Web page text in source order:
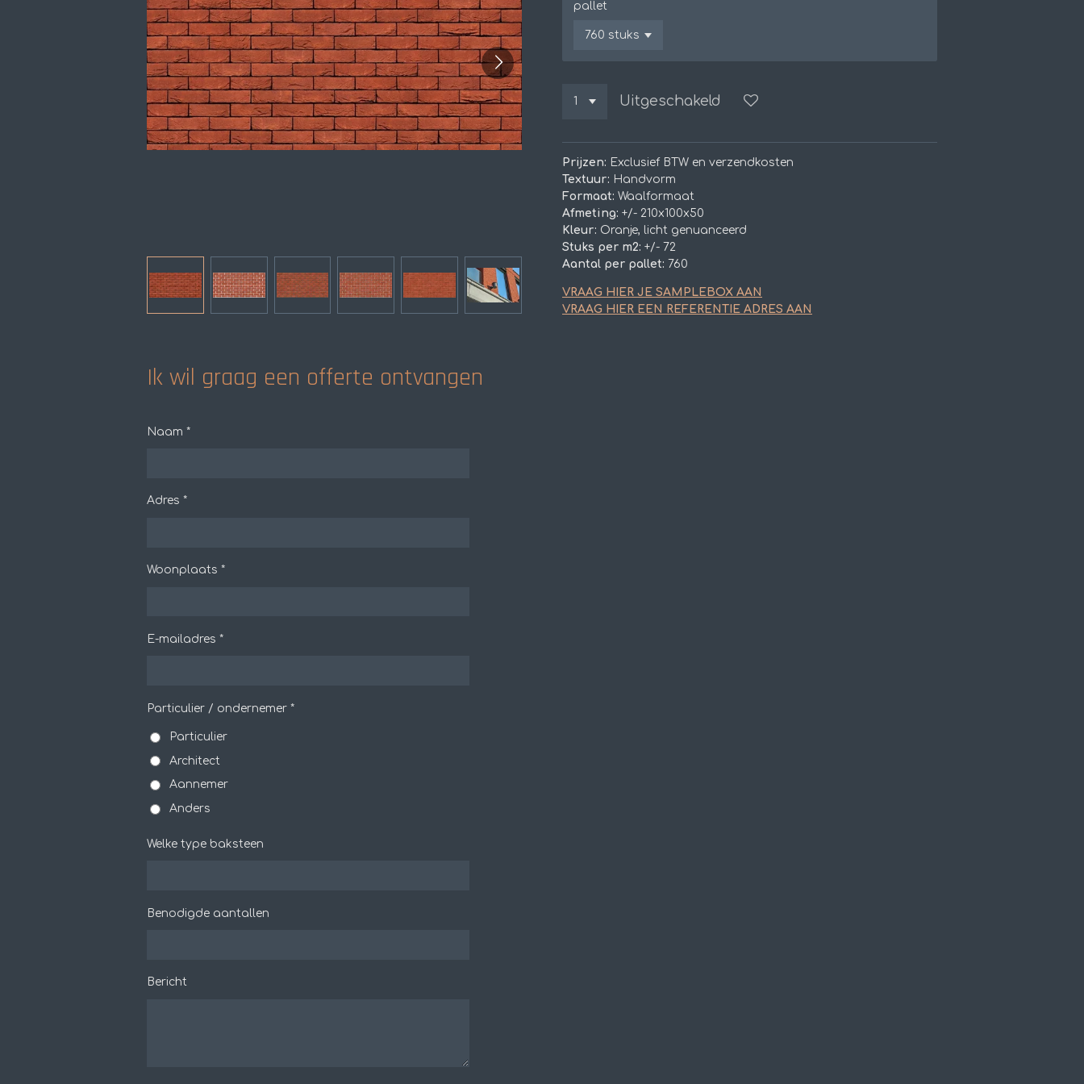
pallet
Uitgeschakeld
Prijzen: Exclusief BTW en verzendkosten
Textuur: Handvorm
Formaat: Waalformaat
Afmeting: +/- 210x100x50
Kleur: Oranje, licht genuanceerd
Stuks per m2: +/- 72
Aantal per pallet: 760
VRAAG HIER JE SAMPLEBOX AAN
VRAAG HIER EEN REFERENTIE ADRES AAN
Ik wil graag een offerte ontvangen
Naam *
Adres *
Woonplaats *
E-mailadres *
Particulier / ondernemer *
Particulier
Architect
Aannemer
Anders
Welke type baksteen
Benodigde aantallen
Bericht